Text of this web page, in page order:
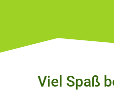
Viel Spaß